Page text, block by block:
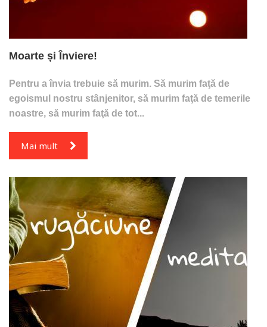
Moarte și Înviere!
Pentru a învia trebuie să murim. Să murim faţă de
egoismul nostru stânjenitor, să murim faţă de temerile
noastre, să murim faţă de tot...
Mai mult